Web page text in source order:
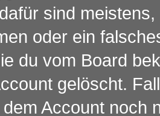
sind
oder ein
du vom Board
gelöscht.
Account noch